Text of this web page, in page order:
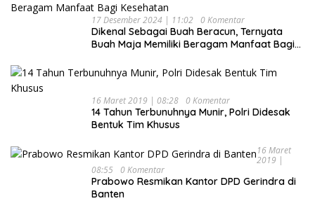
17 Desember 2024 | 11:02 0 Komentar
Dikenal Sebagai Buah Beracun, Ternyata
Buah Maja Memiliki Beragam Manfaat Bagi
16 Maret 2019 | 08:28 0 Komentar
14 Tahun Terbunuhnya Munir, Polri Didesak
Bentuk Tim Khusus
16 Maret
2019 |
08:55 0 Komentar
Prabowo Resmikan Kantor DPD Gerindra di
Banten